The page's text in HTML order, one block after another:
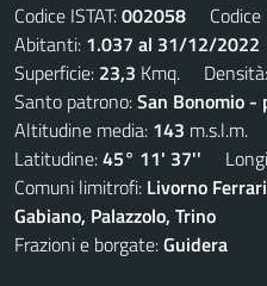
Codice ISTAT:002058 Codice
Abitanti: 1.037 al 31/12/2022
Superficie: 23,3 Kmq. Densità:
Santo patrono:San Bonomio
Altitudine media: 143 m.s.l.m.
Latitudine:45° 11' 37''
Comuni limitrofi: Livorno
Gabiano, Palazzolo, Trino
Frazioni e borgate:Guidera